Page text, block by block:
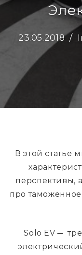
23.05.2018
В этой статье
перспективы,
про
Solo EV ─